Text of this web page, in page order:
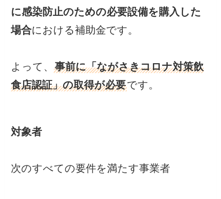
に感染防止のための必要設備を購入した
場合における補助金です。
よって、事前に「ながさきコロナ対策飲
食店認証」の取得が必要です。
対象者
次のすべての要件を満たす事業者